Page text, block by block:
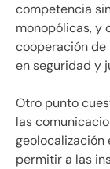
competencia
monopólicas, y
cooperación de
en seguridad y
Otro punto
las
geolocalización
permitir a las